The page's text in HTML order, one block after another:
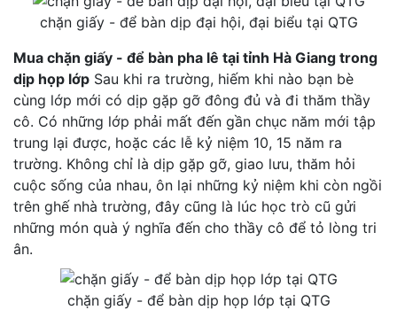
chặn giấy - để bàn dịp đại hội, đại biểu tại QTG
Mua chặn giấy - để bàn pha lê tại tỉnh Hà Giang trong
dịp họp lớp Sau khi ra trường, hiếm khi nào bạn bè
cùng lớp mới có dịp gặp gỡ đông đủ và đi thăm thầy
cô. Có những lớp phải mất đến gần chục năm mới tập
trung lại được, hoặc các lễ kỷ niệm 10, 15 năm ra
trường. Không chỉ là dịp gặp gỡ, giao lưu, thăm hỏi
cuộc sống của nhau, ôn lại những kỷ niệm khi còn ngồi
trên ghế nhà trường, đây cũng là lúc học trò cũ gửi
những món quà ý nghĩa đến cho thầy cô để tỏ lòng tri
ân.
chặn giấy - để bàn dịp họp lớp tại QTG